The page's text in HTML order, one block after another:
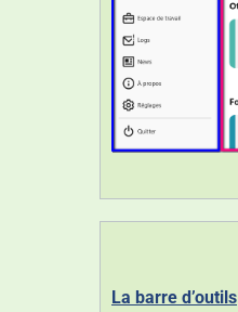
La barre d’outils